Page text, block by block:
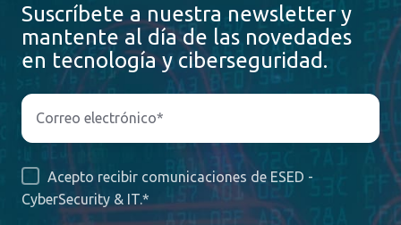
Suscríbete a nuestra newsletter y
mantente al día de las novedades
en tecnología y ciberseguridad.
Acepto recibir comunicaciones de ESED -
CyberSecurity & IT.*